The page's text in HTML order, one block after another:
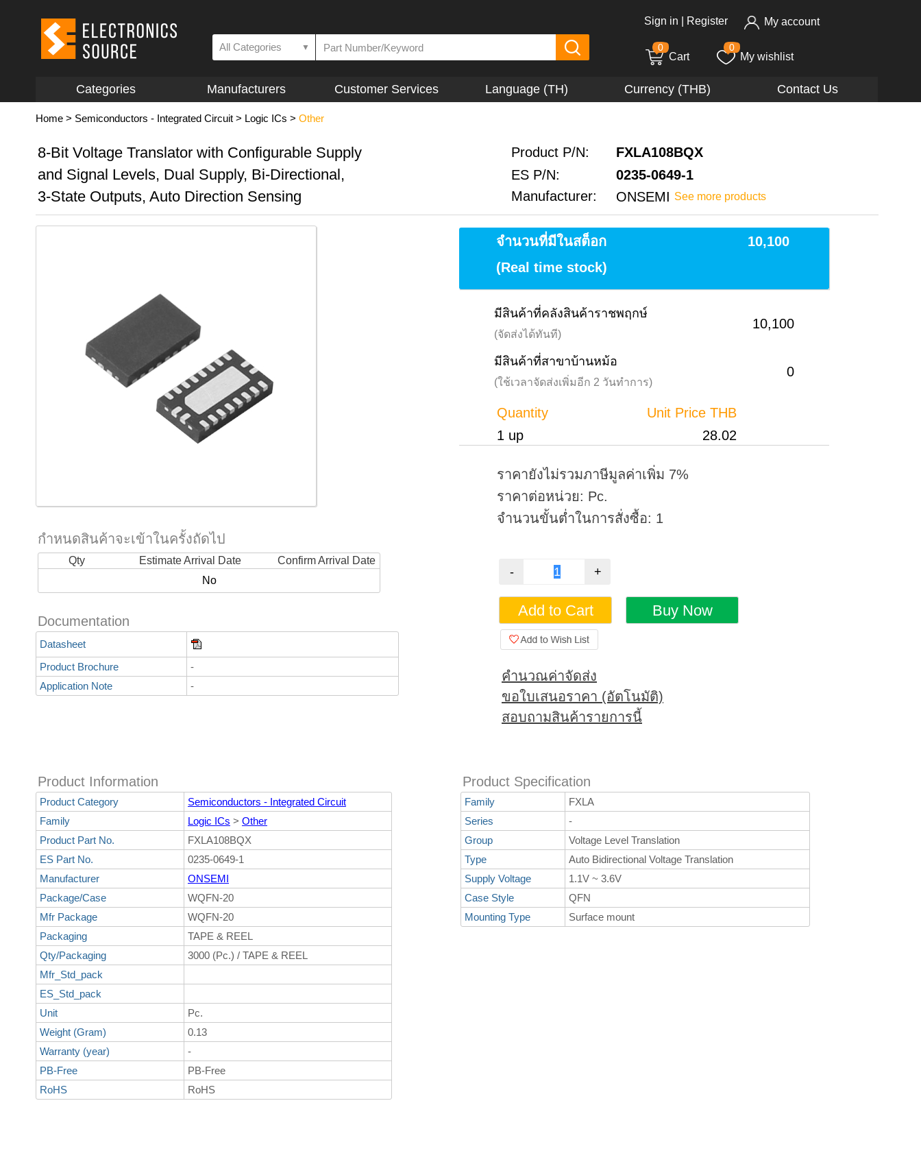
All Categories ▼
Sign in Register My account
0
Cart
0
My wishlist
Categories Manufacturers Customer Services Language (TH) Currency (THB) Contact Us
Home > Semiconductors - Integrated Circuit > Logic ICs > Other
8-Bit Voltage Translator with Configurable Supply Product P/N: FXLA108BQX
and Signal Levels, Dual Supply, Bi-Directional, ES P/N: 0235-0649-1
3-State Outputs, Auto Direction Sensing Manufacturer: ONSEMI See more products
กำหนดสินค้าจะเข้าในครั้งถัดไป
Qty Estimate Arrival Date
Confirm Arrival Date
No
Documentation
Datasheet
Product Brochure
-
Application Note
-
จำนวนที่มีในสต็อก
10,100
(Real time stock)
มีสินค้าที่คลังสินค้าราชพฤกษ์
(จัดส่งได้ทันที)
10,100
มีสินค้าที่สาขาบ้านหม้อ
(ใช้เวลาจัดส่งเพิ่มอีก 2 วันทำการ)
0
Quantity
Unit Price THB
1 up
28.02
ราคายังไม่รวมภาษีมูลค่าเพิ่ม 7%
ราคาต่อหน่วย: Pc.
จำนวนขั้นต่ำในการสั่งซื้อ: 1
คำนวณค่าจัดส่ง
ขอใบเสนอราคา (อัตโนมัติ)
สอบถามสินค้ารายการนี้
Product Information
Product Category
Semiconductors - Integrated Circuit
Family
Logic ICs > Other
Product Part No.
FXLA108BQX
ES Part No.
0235-0649-1
Manufacturer
ONSEMI
Package/Case
WQFN-20
Mfr Package
WQFN-20
Packaging
TAPE & REEL
Qty/Packaging
3000 (Pc.) / TAPE & REEL
Mfr_Std_pack
ES_Std_pack
Unit
Pc.
Weight (Gram)
0.13
Warranty (year)
-
PB-Free
PB-Free
RoHS
RoHS
Product Specification
Family
FXLA
Series
-
Group
Voltage Level Translation
Type
Auto Bidirectional Voltage Translation
Supply Voltage
1.1V ~ 3.6V
Case Style
QFN
Mounting Type
Surface mount